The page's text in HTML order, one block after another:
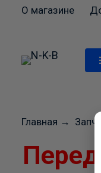
О магазине
Главная →